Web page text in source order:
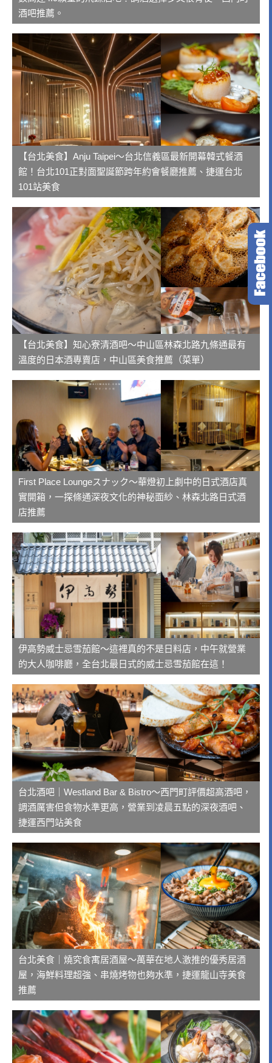
酒吧推薦。
【台北美食】Anju Taipei～台北信義區最新開幕韓式餐酒
館！台北101正對面聖誕節跨年約會餐廳推薦、捷運台北
101站美食
【台北美食】知心寮清酒吧～中山區林森北路九條通最有
溫度的日本酒專賣店，中山區美食推薦（菜單）
First Place Loungeスナック～華燈初上劇中的日式酒店真
實開箱，一探條通深夜文化的神秘面紗、林森北路日式酒
店推薦
伊高勢威士忌雪茄館～這裡真的不是日料店，中午就營業
的大人咖啡廳，全台北最日式的威士忌雪茄館在這！
台北酒吧｜Westland Bar & Bistro～西門町評價超高酒吧，
調酒厲害但食物水準更高，營業到凌晨五點的深夜酒吧、
捷運西門站美食
台北美食｜燒究食寓居酒屋～萬華在地人激推的優秀居酒
屋，海鮮料理超強、串燒烤物也夠水準，捷運龍山寺美食
推薦